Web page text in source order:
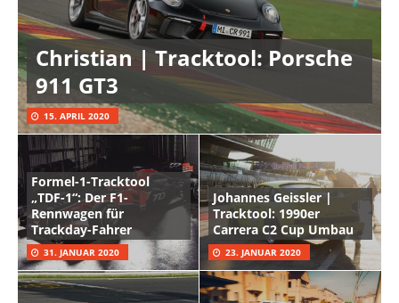
Christian | Tracktool: Porsche
911 GT3
15. APRIL 2020
Formel-1-Tracktool
„TDF-1“: Der F1-
Rennwagen für
Trackday-Fahrer
31. JANUAR 2020
Johannes Geissler |
Tracktool: 1990er
Carrera C2 Cup Umbau
23. JANUAR 2020